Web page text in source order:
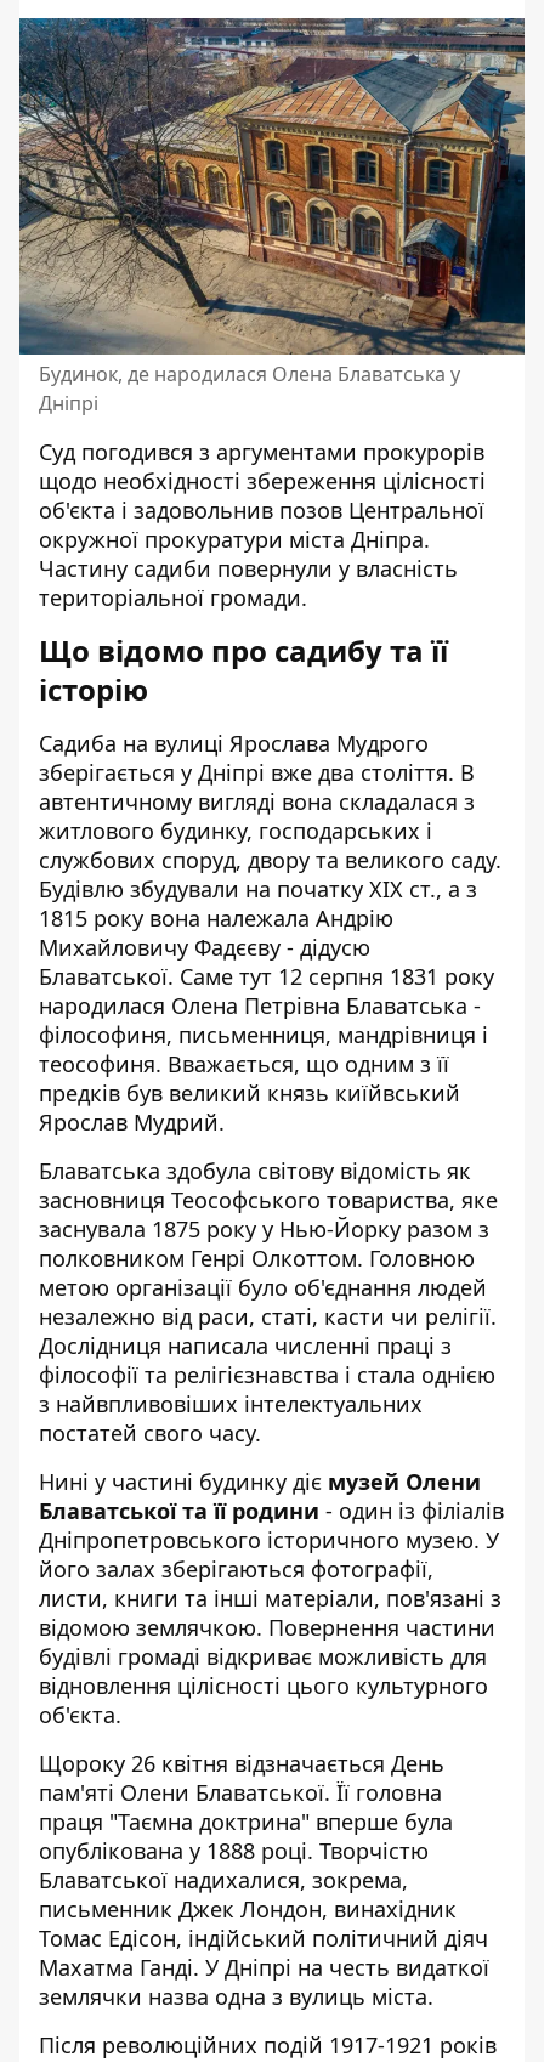
Будинок, де народилася Олена Блаватська у
Дніпрі
Суд погодився з аргументами прокурорів
щодо необхідності збереження цілісності
об'єкта і задовольнив позов Центральної
окружної прокуратури міста Дніпра.
Частину садиби повернули у власність
територіальної громади.
Що відомо про садибу та її
історію
Садиба на вулиці Ярослава Мудрого
зберігається у Дніпрі вже два століття. В
автентичному вигляді вона складалася з
житлового будинку, господарських і
службових споруд, двору та великого саду.
Будівлю збудували на початку XIX ст., а з
1815 року вона належала Андрію
Михайловичу Фадєєву - дідусю
Блаватської. Саме тут 12 серпня 1831 року
народилася Олена Петрівна Блаватська -
філософиня, письменниця, мандрівниця і
теософиня. Вважається, що одним з її
предків був великий князь киїйвський
Ярослав Мудрий.
Блаватська здобула світову відомість як
засновниця Теософського товариства, яке
заснувала 1875 року у Нью-Йорку разом з
полковником Генрі Олкоттом. Головною
метою організації було об'єднання людей
незалежно від раси, статі, касти чи релігії.
Дослідниця написала численні праці з
філософії та релігієзнавства і стала однією
з найвпливовіших інтелектуальних
постатей свого часу.
Нині у частині будинку діє музей Олени
Блаватської та її родини - один із філіалів
Дніпропетровського історичного музею. У
його залах зберігаються фотографії,
листи, книги та інші матеріали, пов'язані з
відомою землячкою. Повернення частини
будівлі громаді відкриває можливість для
відновлення цілісності цього культурного
об'єкта.
Щороку 26 квітня відзначається День
пам'яті Олени Блаватської. Її головна
праця "Таємна доктрина" вперше була
опублікована у 1888 році. Творчістю
Блаватської надихалися, зокрема,
письменник Джек Лондон, винахідник
Томас Едісон, індійський політичний діяч
Махатма Ганді. У Дніпрі на честь видаткої
землячки назва одна з вулиць міста.
Після революційних подій 1917-1921 років